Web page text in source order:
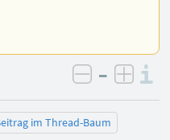
negativ
–
im Thread-Baum